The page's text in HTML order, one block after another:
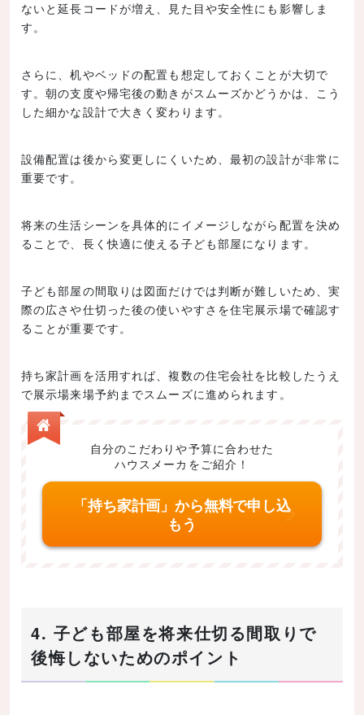
ないと延長コードが増え、見た目や安全性にも影響しま
す。
さらに、机やベッドの配置も想定しておくことが大切で
す。朝の支度や帰宅後の動きがスムーズかどうかは、こう
した細かな設計で大きく変わります。
設備配置は後から変更しにくいため、最初の設計が非常に
重要です。
将来の生活シーンを具体的にイメージしながら配置を決め
ることで、長く快適に使える子ども部屋になります。
子ども部屋の間取りは図面だけでは判断が難しいため、実
際の広さや仕切った後の使いやすさを住宅展示場で確認す
ることが重要です。
持ち家計画を活用すれば、複数の住宅会社を比較したうえ
で展示場来場予約までスムーズに進められます。
自分のこだわりや予算に合わせた
ハウスメーカをご紹介！
「持ち家計画」から無料で申し込
もう
4. 子ども部屋を将来仕切る間取りで
後悔しないためのポイント